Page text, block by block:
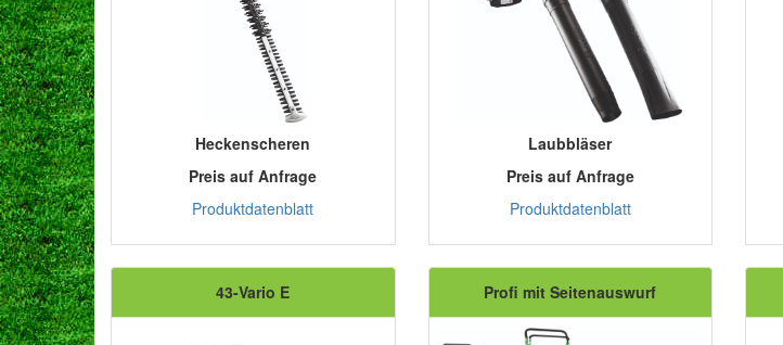
Heckenscheren
Preis auf Anfrage
Produktdatenblatt
Laubbläser
Preis auf Anfrage
Produktdatenblatt
43-Vario E Profi mit Seitenauswurf